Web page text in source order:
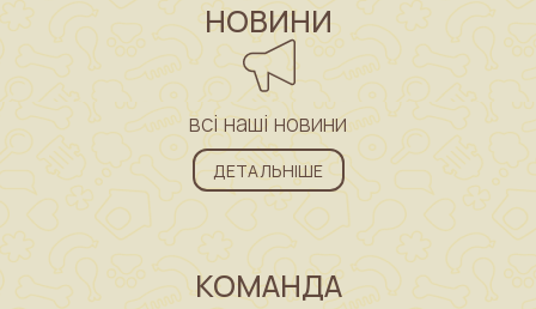
НОВИНИ
всі наші новини
ДЕТАЛЬНІШЕ
КОМАНДА